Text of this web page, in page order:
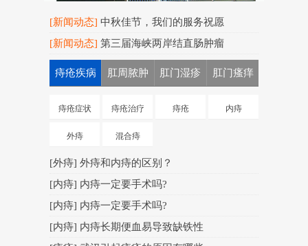
[新闻动态] 中秋佳节，我们的服务祝愿
[新闻动态] 第三届海峡两岸结直肠肿瘤
痔疮疾病 肛周脓肿 肛门湿疹 肛门瘙痒
痔疮症状 痔疮治疗 痔疮 内痔
外痔 混合痔
[外痔] 外痔和内痔的区别？
[内痔] 内痔一定要手术吗?
[内痔] 内痔一定要手术吗?
[内痔] 内痔长期便血易导致缺铁性